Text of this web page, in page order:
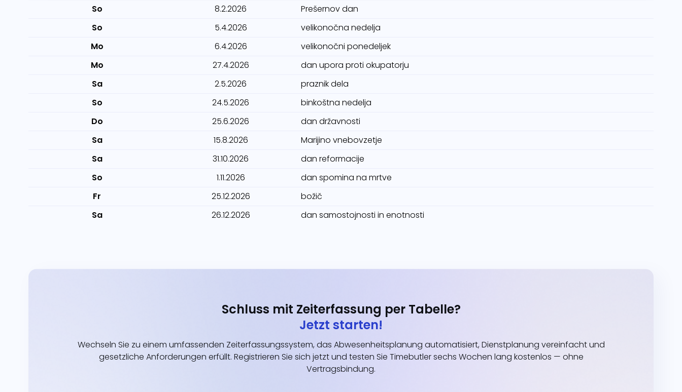
So
8.2.2026
Prešernov dan
So
5.4.2026
velikonočna nedelja
Mo
6.4.2026
velikonočni ponedeljek
Mo
27.4.2026
dan upora proti okupatorju
Sa
2.5.2026
praznik dela
So
24.5.2026
binkoštna nedelja
Do
25.6.2026
dan državnosti
Sa
15.8.2026
Marijino vnebovzetje
Sa
31.10.2026
dan reformacije
So
1.11.2026
dan spomina na mrtve
Fr
25.12.2026
božič
Sa
26.12.2026 dan samostojnosti in enotnosti
Schluss mit Zeiterfassung per Tabelle?
Jetzt starten!
Wechseln Sie zu einem umfassenden Zeiterfassungssystem, das Abwesenheitsplanung automatisiert, Dienstplanung vereinfacht und
gesetzliche Anforderungen erfüllt. Registrieren Sie sich jetzt und testen Sie Timebutler sechs Wochen lang kostenlos — ohne
Vertragsbindung.